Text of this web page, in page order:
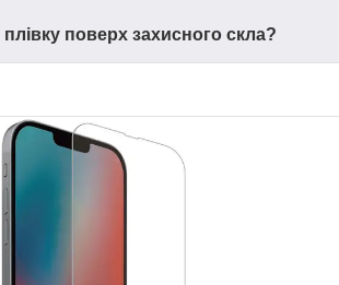
поверх захисного скла?